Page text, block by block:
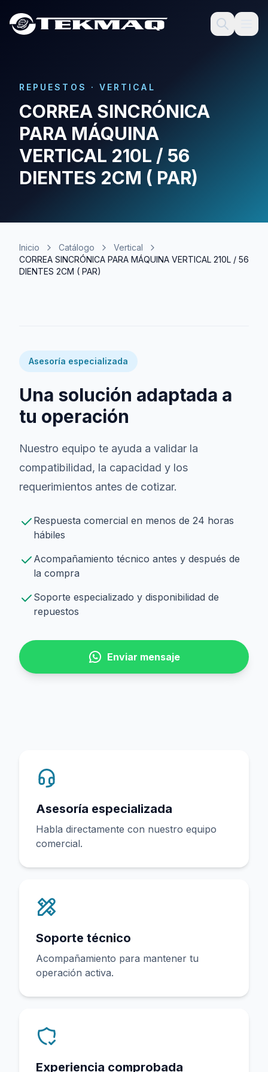
REPUESTOS · VERTICAL
CORREA SINCRÓNICA
PARA MÁQUINA
VERTICAL 210L / 56
DIENTES 2CM ( PAR)
Inicio Catálogo
Vertical
CORREA SINCRÓNICA PARA MÁQUINA VERTICAL 210L / 56
DIENTES 2CM ( PAR)
Asesoría especializada
Una solución adaptada a
tu operación
Nuestro equipo te ayuda a validar la
compatibilidad, la capacidad y los
requerimientos antes de cotizar.
Respuesta comercial en menos de 24 horas
hábiles
Acompañamiento técnico antes y después de
la compra
Soporte especializado y disponibilidad de
repuestos
Enviar mensaje
Asesoría especializada
Habla directamente con nuestro equipo
comercial.
Soporte técnico
Acompañamiento para mantener tu
operación activa.
Experiencia comprobada